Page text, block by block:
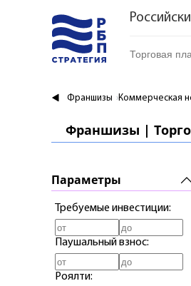
Торговая
Торговые
Франшизы Коммерческая
Франшизы |
Параметры
Требуемые инвестиции:
Паушальный взнос:
Роялти: